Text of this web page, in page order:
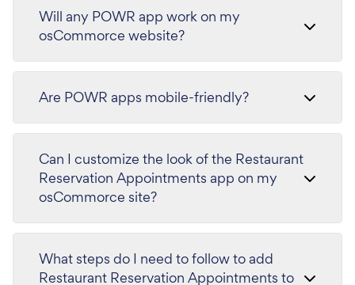
Will any POWR app work on my
osCommorce website?
Are POWR apps mobile-friendly?
Can I customize the look of the Restaurant
Reservation Appointments app on my
osCommorce site?
What steps do I need to follow to add
Restaurant Reservation Appointments to